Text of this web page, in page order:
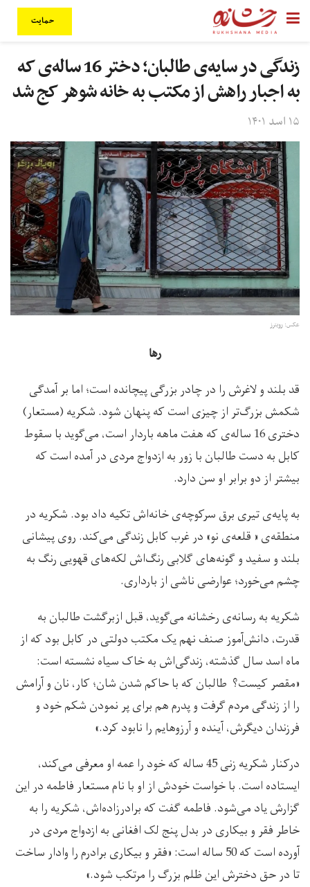
حمایت
زندگی در سایه‌ی طالبان؛ دختر 16 ساله‌ی که
به اجبار راهش از مکتب به خانه شوهر کج شد
۱۵ اسد ۱۴۰۱
عکس:‌ رویترز
رها
قد بلند و لاغرش را در چادر بزرگی پیچانده است؛ اما بر آمدگی
شکمش بزرگ‌تر از چیزی است که پنهان شود. شکریه (مستعار)
دختری 16 ساله‌ی که هفت ماهه باردار است، می‌گوید با سقوط
کابل به دست طالبان با زور به ازدواج مردی در آمده است که
بیشتر از دو برابر او سن دارد.
به پایه‌ی تیری برق سرکوچه‌ی خانه‌اش تکیه داد بود. شکریه در
منطقه‌ی « قلعه‌ی نو» در غرب کابل زندگی می‌کند. روی پیشانی
بلند و سفید و گونه‌های گلابی رنگ‌اش لکه‌های قهویی رنگ به
چشم می‌خورد؛ عوارضی ناشی از بارداری.
شکریه به رسانه‌ی رخشانه می‌گوید، قبل ازبرگشت طالبان به
قدرت، دانش‌آموز صنف نهم یک مکتب دولتی در کابل بود که از
ماه اسد سال گذشته، زندگی‌اش به خاک سیاه نشسته است:
«مقصر کیست؟ طالبان که با حاکم شدن‌ شان؛ کار، نان و آرامش
را از زندگی مردم گرفت و پدرم هم برای پر نمودن شکم خود و
فرزندان دیگرش، آینده و آرزوهایم را نابود کرد.»
درکنار شکریه زنی 45 ساله که خود را عمه او معرفی می‌کند،
ایستاده است. با خواست خودش از او با نام مستعار فاطمه در این
گزارش یاد می‌شود. فاطمه گفت که برادرزاده‌اش، شکریه را به
خاطر فقر و بیکاری در بدل پنج لک افغانی به ازدواج مردی در
آورده است که 50 ساله است: «فقر و بیکاری برادرم را وادار ساخت
تا در حق دخترش این ظلم بزرگ را مرتکب شود.»